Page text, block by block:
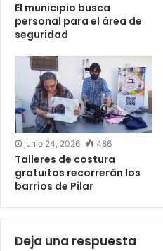
El municipio busca
personal para el área de
seguridad
junio 24, 2026 486
Talleres de costura
gratuitos recorrerán los
barrios de Pilar
Deja una respuesta